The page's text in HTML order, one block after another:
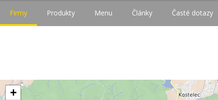
Firmy Produkty Menu Články Časté dotazy
+